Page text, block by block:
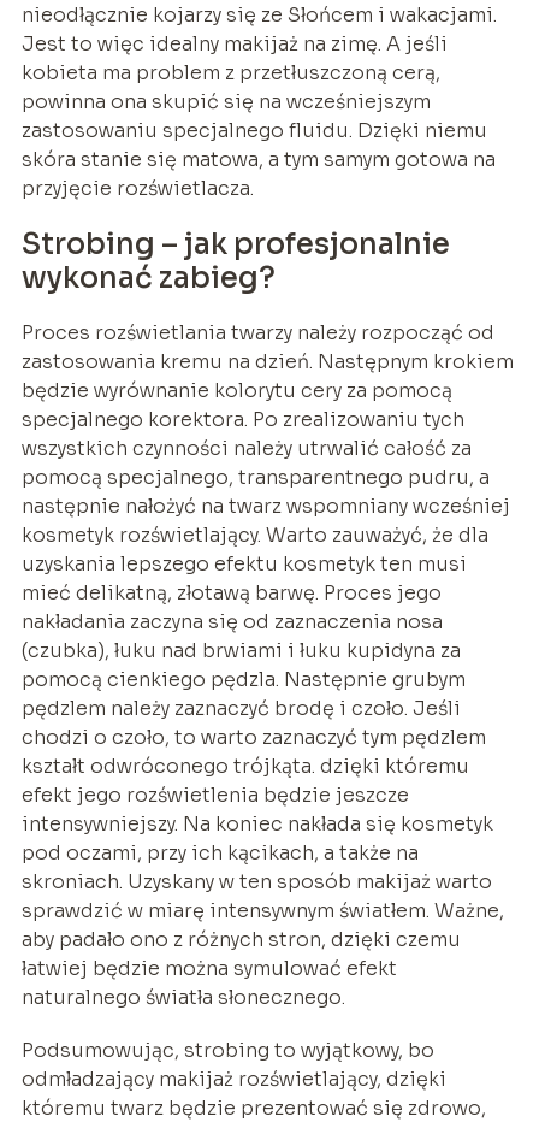
nieodłącznie kojarzy się ze Słońcem i wakacjami.
Jest to więc idealny makijaż na zimę. A jeśli
kobieta ma problem z przetłuszczoną cerą,
powinna ona skupić się na wcześniejszym
zastosowaniu specjalnego fluidu. Dzięki niemu
skóra stanie się matowa, a tym samym gotowa na
przyjęcie rozświetlacza.
Strobing – jak profesjonalnie
wykonać zabieg?
Proces rozświetlania twarzy należy rozpocząć od
zastosowania kremu na dzień. Następnym krokiem
będzie wyrównanie kolorytu cery za pomocą
specjalnego korektora. Po zrealizowaniu tych
wszystkich czynności należy utrwalić całość za
pomocą specjalnego, transparentnego pudru, a
następnie nałożyć na twarz wspomniany wcześniej
kosmetyk rozświetlający. Warto zauważyć, że dla
uzyskania lepszego efektu kosmetyk ten musi
mieć delikatną, złotawą barwę. Proces jego
nakładania zaczyna się od zaznaczenia nosa
(czubka), łuku nad brwiami i łuku kupidyna za
pomocą cienkiego pędzla. Następnie grubym
pędzlem należy zaznaczyć brodę i czoło. Jeśli
chodzi o czoło, to warto zaznaczyć tym pędzlem
kształt odwróconego trójkąta. dzięki któremu
efekt jego rozświetlenia będzie jeszcze
intensywniejszy. Na koniec nakłada się kosmetyk
pod oczami, przy ich kącikach, a także na
skroniach. Uzyskany w ten sposób makijaż warto
sprawdzić w miarę intensywnym światłem. Ważne,
aby padało ono z różnych stron, dzięki czemu
łatwiej będzie można symulować efekt
naturalnego światła słonecznego.
Podsumowując, strobing to wyjątkowy, bo
odmładzający makijaż rozświetlający, dzięki
któremu twarz będzie prezentować się zdrowo,